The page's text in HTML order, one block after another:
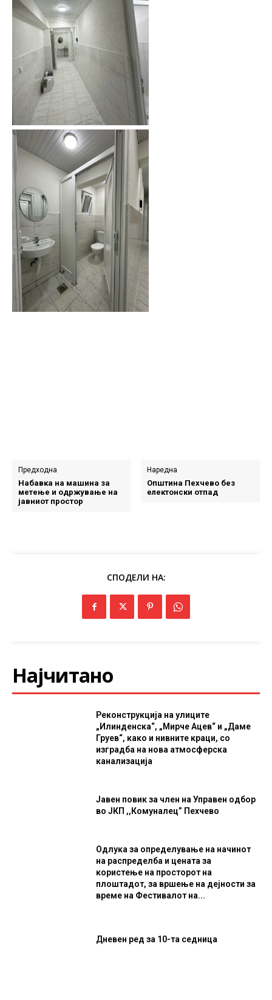
Предходна
Набавка на машина за
метење и одржување на
јавниот простор
Наредна
Општина Пехчево без
електонски отпад
СПОДЕЛИ НА:
Најчитано
Реконструкција на улиците
„Илинденска“, „Мирче Ацев“ и „Даме
Груев“, како и нивните краци, со
изградба на нова атмосферска
канализација
Јавен повик за член на Управен одбор
во ЈКП ,,Комуналец” Пехчево
Одлука за определување на начинот
на распределба и цената за
користење на просторот на
плоштадот, за вршење на дејности за
време на Фестивалот на...
Дневен ред за 10-та седница